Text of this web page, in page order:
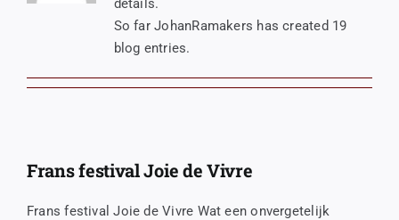
Organisaties
details.
So far JohanRamakers has created 19
blog entries.
Frans festival Joie de Vivre
Frans festival Joie de Vivre Wat een onvergetelijk